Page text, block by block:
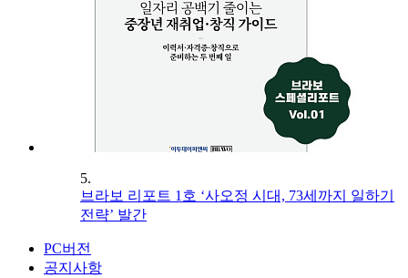
5.
브라보 리포트 1호 ‘사오정 시대, 73세까지 일하기
전략’ 발간
PC버전
공지사항